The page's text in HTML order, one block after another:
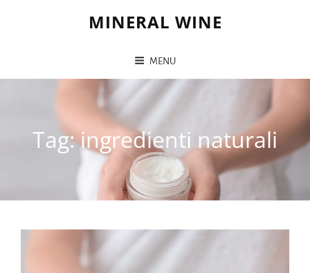
MINERAL WINE
MENU
Tag:ingredienti naturali